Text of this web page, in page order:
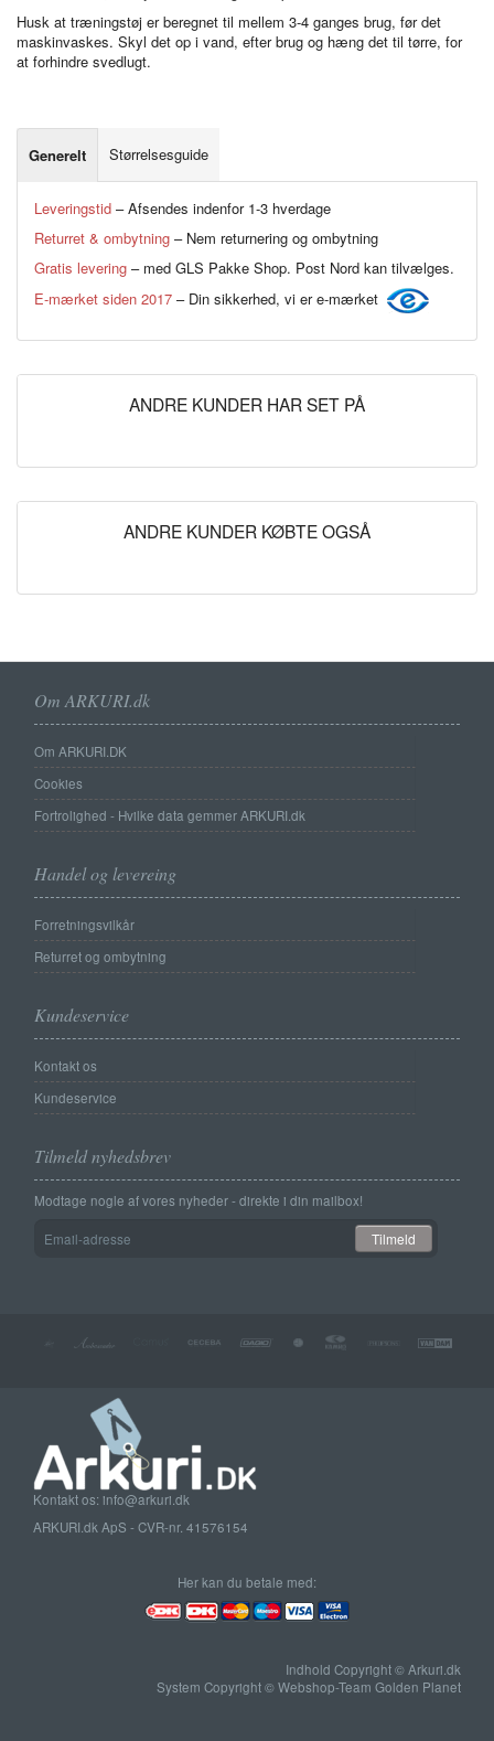
Husk at træningstøj er beregnet til mellem 3-4 ganges brug, før det
maskinvaskes. Skyl det op i vand, efter brug og hæng det til tørre, for
at forhindre svedlugt.
Generelt Størrelsesguide
Leveringstid – Afsendes indenfor 1-3 hverdage
Returret & ombytning – Nem returnering og ombytning
Gratis levering – med GLS Pakke Shop. Post Nord kan tilvælges.
E-mærket siden 2017 – Din sikkerhed, vi er e-mærket
ANDRE KUNDER HAR SET PÅ
ANDRE KUNDER KØBTE OGSÅ
Om ARKURI.dk
Om ARKURI.DK
Cookies
Fortrolighed - Hvilke data gemmer ARKURI.dk
Handel og levereing
Forretningsvilkår
Returret og ombytning
Kundeservice
Kontakt os
Kundeservice
Tilmeld nyhedsbrev
Modtage nogle af vores nyheder - direkte i din mailbox!
adresse
Tilmeld
Kontakt os: info@arkuri.dk
ARKURI.dk ApS - CVR-nr. 41576154
Her kan du betale med:
Indhold Copyright © Arkuri.dk
System Copyright © Webshop-Team Golden Planet